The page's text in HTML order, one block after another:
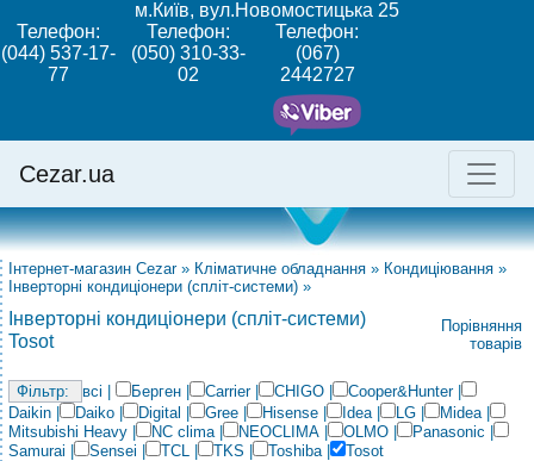
м.Київ, вул.Новомостицька 25
Телефон:
(044) 537-17-
77
Телефон:
(050) 310-33-
02
Телефон:
(067)
2442727
Cezar.ua
Інтернет-магазин Cezar » Кліматичне обладнання » Кондиціювання »
Інверторні кондиціонери (спліт-системи) »
Інверторні кондиціонери (спліт-системи)
Tosot
Порівняння
товарів
всі Берген Carrier| CHIGO Cooper&Hunter|
Daikin
Daiko Digital Gree Hisense Idea| LG Midea|
Mitsubishi Heavy
NC clima| NEOCLIMA OLMO Panasonic
Samurai
Sensei TCL TKS Toshiba| Tosot